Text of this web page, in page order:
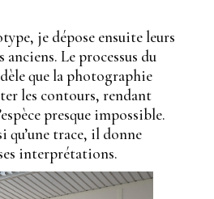
je dépose ensuite leurs
anciens. Le processus du
que la photographie
les contours, rendant
presque impossible.
qu’une trace, il donne
interprétations.